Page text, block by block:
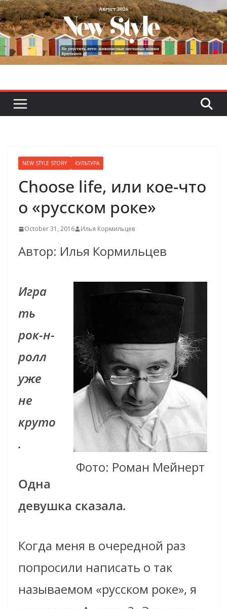
Skip
to
content
NEW STYLE STORY КУЛЬТУРА
Choose life, или кое-что
о «русском роке»
October 31, 2016 Илья Кормильцев
Автор: Илья Кормильцев
Фото: Роман Мейнерт
Игра
ть
рок-н-
ролл
уже
не
круто
.
Одна
девушка сказала.
Когда меня в очередной раз
попросили написать о так
называемом «русском роке», я